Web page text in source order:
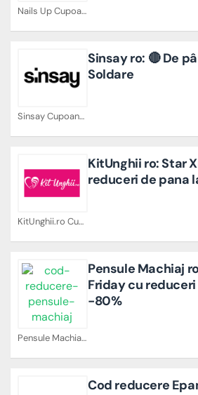
Nails Up Cupoane
Sinsay Cupoane
Sinsay ro: 🔴 De
Soldare
KitUnghii.ro Cupoane
KitUnghii ro: Star
reduceri de pana
Pensule Machiaj Cupoane
Pensule Machiaj
Friday cu
-80%
Cod reducere